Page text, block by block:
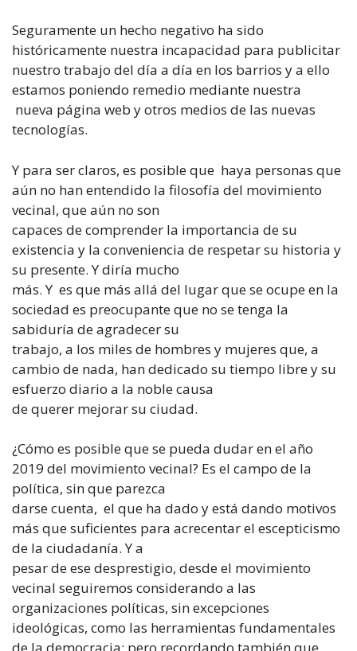
Seguramente un hecho negativo ha sido
históricamente nuestra incapacidad para publicitar
nuestro trabajo del día a día en los barrios y a ello
estamos poniendo remedio mediante nuestra
nueva página web y otros medios de las nuevas
tecnologías.
Y para ser claros, es posible que haya personas que
aún no han entendido la filosofía del movimiento
vecinal, que aún no son
capaces de comprender la importancia de su
existencia y la conveniencia de respetar su historia y
su presente. Y diría mucho
más. Y es que más allá del lugar que se ocupe en la
sociedad es preocupante que no se tenga la
sabiduría de agradecer su
trabajo, a los miles de hombres y mujeres que, a
cambio de nada, han dedicado su tiempo libre y su
esfuerzo diario a la noble causa
de querer mejorar su ciudad.
¿Cómo es posible que se pueda dudar en el año
2019 del movimiento vecinal? Es el campo de la
política, sin que parezca
darse cuenta, el que ha dado y está dando motivos
más que suficientes para acrecentar el escepticismo
de la ciudadanía. Y a
pesar de ese desprestigio, desde el movimiento
vecinal seguiremos considerando a las
organizaciones políticas, sin excepciones
ideológicas, como las herramientas fundamentales